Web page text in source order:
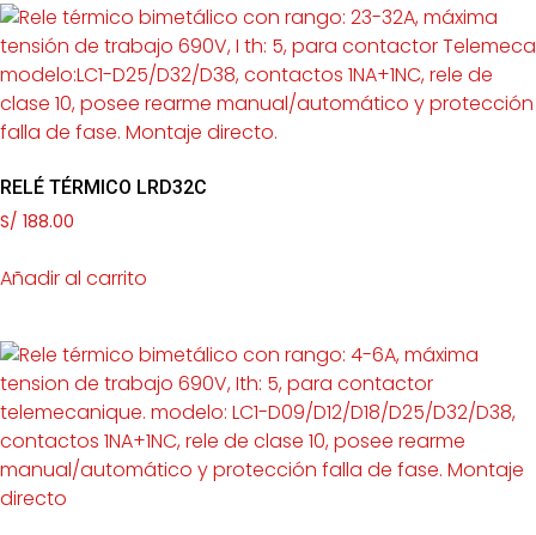
RELÉ TÉRMICO LRD32C
S/ 188.00
Añadir al carrito